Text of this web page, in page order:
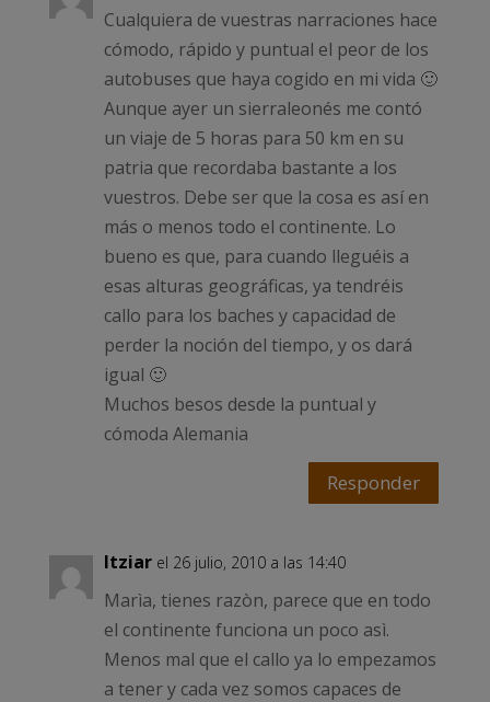
Cualquiera de vuestras narraciones hace
cómodo, rápido y puntual el peor de los
autobuses que haya cogido en mi vida 🙂
Aunque ayer un sierraleonés me contó
un viaje de 5 horas para 50 km en su
patria que recordaba bastante a los
vuestros. Debe ser que la cosa es así en
más o menos todo el continente. Lo
bueno es que, para cuando lleguéis a
esas alturas geográficas, ya tendréis
callo para los baches y capacidad de
perder la noción del tiempo, y os dará
igual 🙂
Muchos besos desde la puntual y
cómoda Alemania
Responder
Itziar el 26 julio, 2010 a las 14:40
Marìa, tienes razòn, parece que en todo
el continente funciona un poco asì.
Menos mal que el callo ya lo empezamos
a tener y cada vez somos capaces de